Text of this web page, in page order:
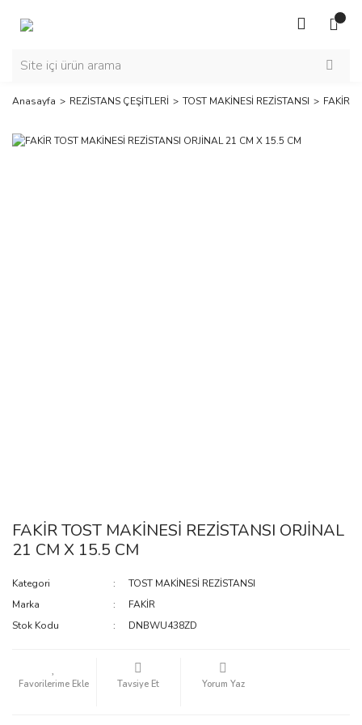
Anasayfa REZİSTANS ÇEŞİTLERİ TOST MAKİNESİ REZİSTANSI FAKİR
FAKİR TOST MAKİNESİ REZİSTANSI ORJİNAL
21 CM X 15.5 CM
Kategori
TOST MAKİNESİ REZİSTANSI
Marka
FAKİR
Stok Kodu
DNBWU438ZD
Tavsiye Et Yorum Yaz